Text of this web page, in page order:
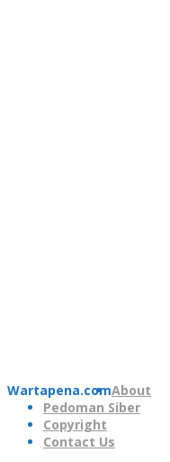
Wartapena.comAbout
Pedoman Siber
Copyright
Contact Us